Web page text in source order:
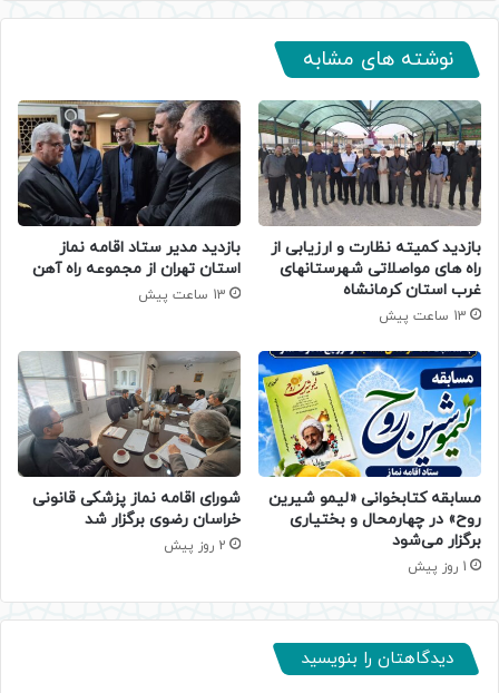
نوشته های مشابه
بازدید کمیته نظارت و ارزیابی از
راه های مواصلاتی شهرستانهای
غرب استان کرمانشاه
13 ساعت پیش
بازدید مدیر ستاد اقامه نماز
استان تهران از مجموعه راه آهن
13 ساعت پیش
مسابقه کتابخوانی «لیمو شیرین
روح» در چهارمحال و بختیاری
برگزار می‌شود
1 روز پیش
شورای اقامه نماز پزشکی قانونی
خراسان رضوی برگزار شد
2 روز پیش
دیدگاهتان را بنویسید